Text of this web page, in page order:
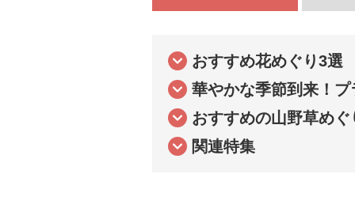
おすすめ花めぐり3選
華やかな季節到来！
おすすめの山野草めぐ
関連特集